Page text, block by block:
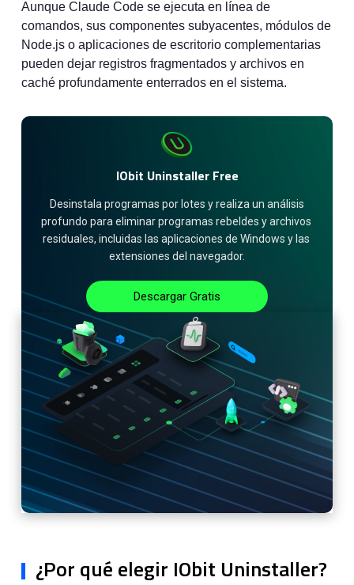
Aunque Claude Code se ejecuta en línea de
comandos, sus componentes subyacentes, módulos de
Node.js o aplicaciones de escritorio complementarias
pueden dejar registros fragmentados y archivos en
caché profundamente enterrados en el sistema.
IObit Uninstaller Free
profundo para eliminar programas rebeldes y archivos
residuales, incluidas las aplicaciones de Windows y las
extensiones del navegador.
Descargar Gratis
¿Por qué elegir IObit Uninstaller?